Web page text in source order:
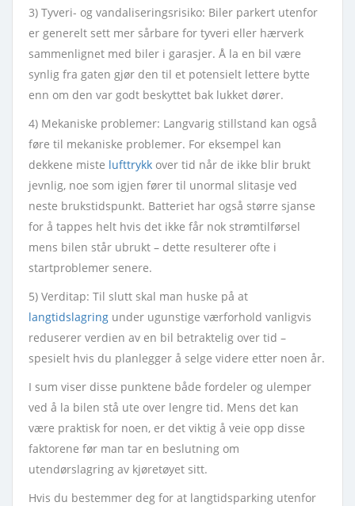
3) Tyveri- og vandaliseringsrisiko: Biler parkert utenfor
er generelt sett mer sårbare for tyveri eller hærverk
sammenlignet med biler i garasjer. Å la en bil være
synlig fra gaten gjør den til et potensielt lettere bytte
enn om den var godt beskyttet bak lukket dører.
4) Mekaniske problemer: Langvarig stillstand kan også
føre til mekaniske problemer. For eksempel kan
dekkene miste lufttrykk over tid når de ikke blir brukt
jevnlig, noe som igjen fører til unormal slitasje ved
neste brukstidspunkt. Batteriet har også større sjanse
for å tappes helt hvis det ikke får nok strømtilførsel
mens bilen står ubrukt – dette resulterer ofte i
startproblemer senere.
5) Verditap: Til slutt skal man huske på at
langtidslagring under ugunstige værforhold vanligvis
reduserer verdien av en bil betraktelig over tid –
spesielt hvis du planlegger å selge videre etter noen år.
I sum viser disse punktene både fordeler og ulemper
ved å la bilen stå ute over lengre tid. Mens det kan
være praktisk for noen, er det viktig å veie opp disse
faktorene før man tar en beslutning om
utendørslagring av kjøretøyet sitt.
Hvis du bestemmer deg for at langtidsparking utenfor